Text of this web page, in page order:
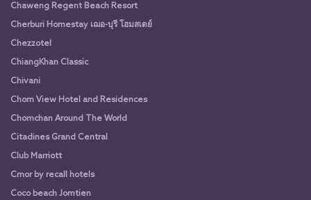
Chaweng Regent Beach Resort
Cherburi Homestay เฌอ-บุรี โฮมสเตย์
Chezzotel
ChiangKhan Classic
Chivani
Chom View Hotel and Residences
Chomchan Around The World
Citadines Grand Central
Club Marriott
Cmor by recall hotels
Coco beach Jomtien